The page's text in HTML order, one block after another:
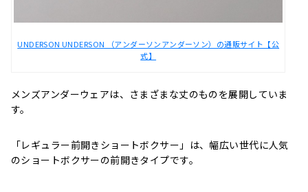
UNDERSON UNDERSON （アンダーソンアンダーソン）の通販サイト【公
式】
メンズアンダーウェアは、さまざまな丈のものを展開していま
す。
「レギュラー前開きショートボクサー」は、 幅広い世代に人気
のショートボクサーの前開きタイプです。